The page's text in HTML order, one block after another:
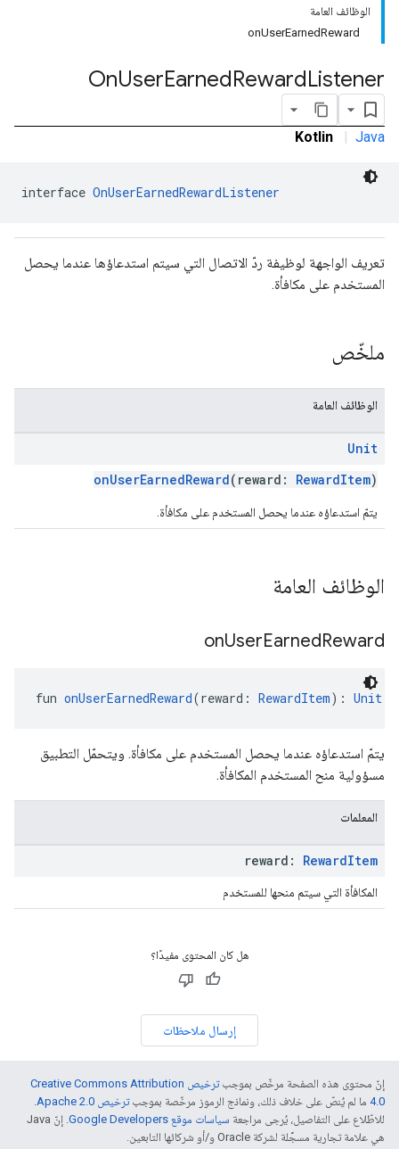
الوظائف العامة
onUserEarnedReward
OnUserEarnedRewardListener
Kotlin | Java
interface OnUserEarnedRewardListener
تعريف الواجهة لوظيفة ردّ الاتصال التي سيتم استدعاؤها عندما يحصل
المستخدم على مكافأة.
ملخّص
الوظائف العامة
Unit
onUserEarnedReward(reward: RewardItem)
يتمّ استدعاؤه عندما يحصل المستخدم على مكافأة.
الوظائف العامة
onUserEarnedReward
fun onUserEarnedReward(reward: RewardItem): Unit
يتمّ استدعاؤه عندما يحصل المستخدم على مكافأة. ويتحمّل التطبيق
مسؤولية منح المستخدم المكافأة.
المعلمات
reward: RewardItem
المكافأة التي سيتم منحها للمستخدم
هل كان المحتوى مفيدًا؟
إرسال ملاحظات
إنّ محتوى هذه الصفحة مرخّص بموجب
ترخيص Creative Commons Attribution
4.0‏ ما لم يُنصّ على خلاف ذلك، ونماذج الرموز مرخّصة بموجبترخيص Apache 2.0‏
.
للاطّلاع على التفاصيل، يُرجى مراجعة سياسات موقع Google Developers‏
. إنّ Java
هي علامة تجارية مسجَّلة لشركة Oracle و/أو شركائها التابعين.